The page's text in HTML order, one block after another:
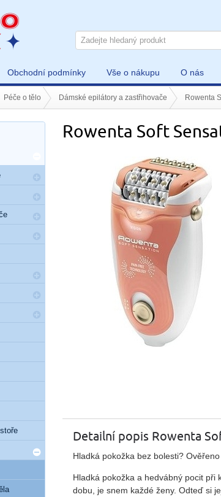
Obchodní podmínky Vše o nákupu O nás
Péče o tělo Dámské epilátory a zastřihovače Rowenta
Rowenta Soft
Detailní popis Rowenta
Hladká pokožka bez bolesti?
Hladká pokožka a hedvábný pocit
dobu, je snem každé ženy. Odteď si